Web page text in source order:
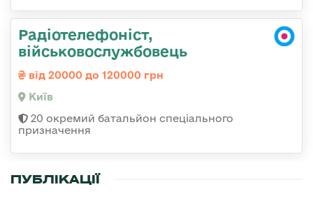
Радіотелефоніст,
військовослужбовець
від 20000 до 120000 грн
Київ
20 окремий батальйон спеціального
призначення
ПУБЛІКАЦІЇ